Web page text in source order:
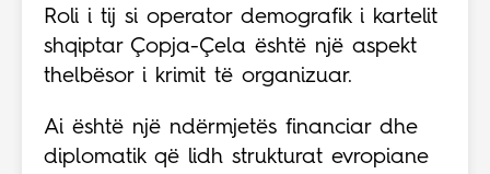
Roli i tij si operator demografik i kartelit
shqiptar Çopja-Çela është një aspekt
thelbësor i krimit të organizuar.
Ai është një ndërmjetës financiar dhe
diplomatik që lidh strukturat evropiane